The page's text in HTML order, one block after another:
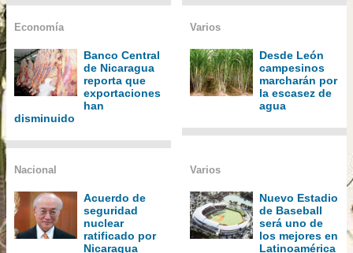
Economía
Banco Central
de Nicaragua
reporta que
exportaciones
han
disminuido
Varios
Desde León
campesinos
marcharán por
la escasez de
agua
Nacional
Acuerdo de
seguridad
nuclear
ratificado por
Nicaragua
Varios
Nuevo Estadio
de Baseball
será uno de
los mejores en
Latinoamérica